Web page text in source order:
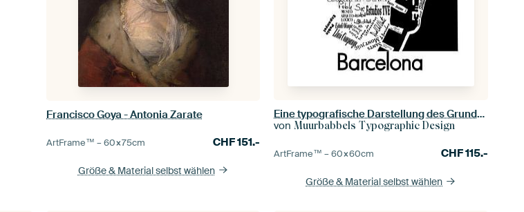
Francisco Goya - Antonia Zarate
ArtFrame™ –60×75cm CHF151.-
Größe & Material selbst wählen
Eine typografische Darstellung des Grundrisses von Barcelona. die Straßen und Sehenswürdigkeiten wie
vonMuurbabbels Typographic Design
ArtFrame™ –60×60cm CHF115.-
Größe & Material selbst wählen